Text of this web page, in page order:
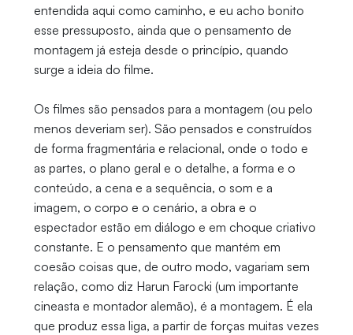
entendida aqui como caminho, e eu acho bonito
esse pressuposto, ainda que o pensamento de
montagem já esteja desde o princípio, quando
surge a ideia do filme.
Os filmes são pensados para a montagem (ou pelo
menos deveriam ser). São pensados e construídos
de forma fragmentária e relacional, onde o todo e
as partes, o plano geral e o detalhe, a forma e o
conteúdo, a cena e a sequência, o som e a
imagem, o corpo e o cenário, a obra e o
espectador estão em diálogo e em choque criativo
constante. E o pensamento que mantém em
coesão coisas que, de outro modo, vagariam sem
relação, como diz Harun Farocki (um importante
cineasta e montador alemão), é a montagem. É ela
que produz essa liga, a partir de forças muitas vezes